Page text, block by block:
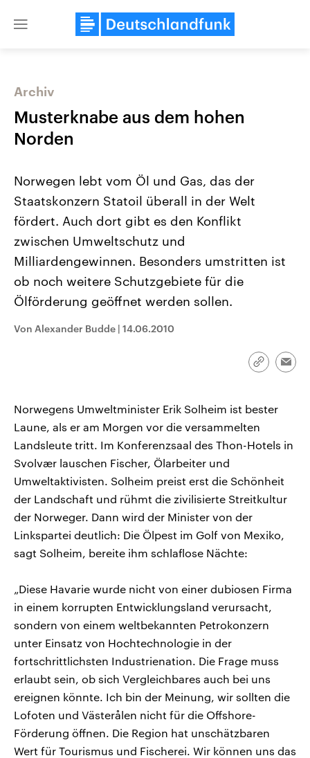
Close
Landtagswahl Sachsen-Anhalt
Alle Informationen
Sachsen-Anhalt wählt am 6.
September 2026 einen neuen
Landtag. Seit 2021 wird das
Bundesland von einer Koalition aus
Umfragen, Prognosen,
Hintergründe
Wirtschaftlich und
gehören die Vereinigten
den mächtigsten Ländern
mit großem Einfluss auf
Archiv
Musterknabe aus dem hohen
Norden
Norwegen lebt vom Öl und Gas, das der
Staatskonzern Statoil überall in der Welt
fördert. Auch dort gibt es den Konflikt
zwischen Umweltschutz und
Milliardengewinnen. Besonders umstritten ist
ob noch weitere Schutzgebiete für die
Ölförderung geöffnet werden sollen.
Von Alexander Budde | 14.06.2010
Link
Norwegens Umweltminister Erik Solheim ist bester
Laune, als er am Morgen vor die versammelten
Landsleute tritt. Im Konferenzsaal des Thon-Hotels in
Svolvær lauschen Fischer, Ölarbeiter und
Umweltaktivisten. Solheim preist erst die Schönheit
der Landschaft und rühmt die zivilisierte Streitkultur
der Norweger. Dann wird der Minister von der
Linkspartei deutlich: Die Ölpest im Golf von Mexiko,
sagt Solheim, bereite ihm schlaflose Nächte:
„Diese Havarie wurde nicht von einer dubiosen Firma
in einem korrupten Entwicklungsland verursacht,
sondern von einem weltbekannten Petrokonzern
unter Einsatz von Hochtechnologie in der
fortschrittlichsten Industrienation. Die Frage muss
erlaubt sein, ob sich Vergleichbares auch bei uns
ereignen könnte. Ich bin der Meinung, wir sollten die
Lofoten und Västerålen nicht für die Offshore-
Förderung öffnen. Die Region hat unschätzbaren
Wert für Tourismus und Fischerei. Wir können uns das